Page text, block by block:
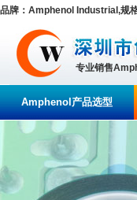
品牌：Amphenol Industrial,规
专业销售
Amphenol产品选型